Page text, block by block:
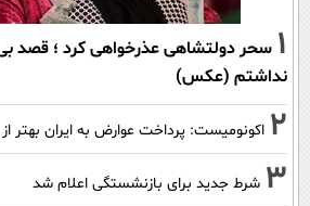
1 سحر دولتشاهی عذرخواهی کرد ؛ قصد بی
نداشتم (عکس)
2 اکونومیست: پرداخت عوارض به ایران بهتر
3 شرط جدید برای بازنشستگی اعلام شد